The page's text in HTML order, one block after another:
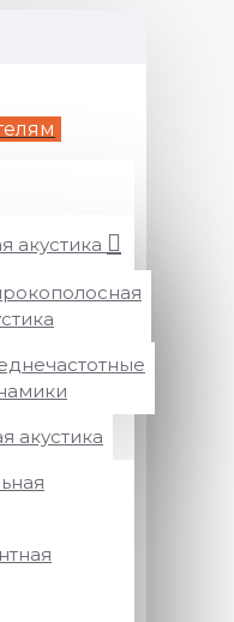
акустика
акустика